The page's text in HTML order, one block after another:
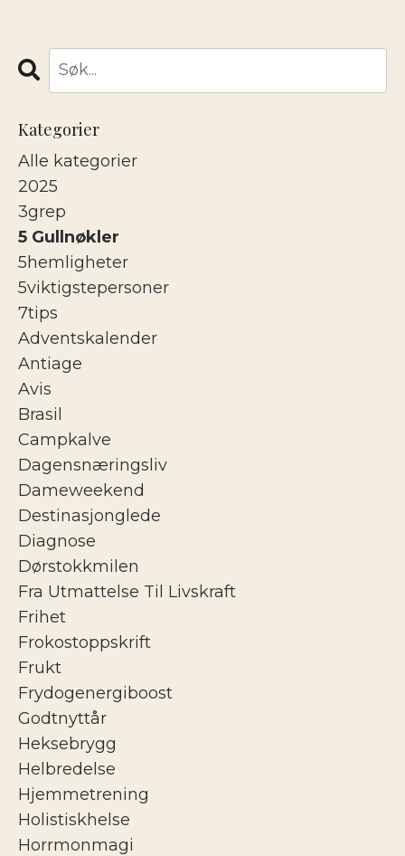
Kategorier
Alle kategorier
2025
3grep
5 Gullnøkler
5hemligheter
5viktigstepersoner
7tips
Adventskalender
Antiage
Avis
Brasil
Campkalve
Dagensnæringsliv
Dameweekend
Destinasjonglede
Diagnose
Dørstokkmilen
Fra Utmattelse Til Livskraft
Frihet
Frokostoppskrift
Frukt
Frydogenergiboost
Godtnyttår
Heksebrygg
Helbredelse
Hjemmetrening
Holistiskhelse
Horrmonmagi